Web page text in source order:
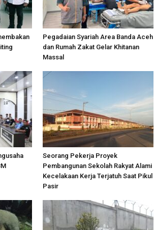
Pegadaian Syariah Area Banda Aceh
dan Rumah Zakat Gelar Khitanan
Massal
Seorang Pekerja Proyek
Pembangunan Sekolah Rakyat Alami
Kecelakaan Kerja Terjatuh Saat Pikul
Pasir